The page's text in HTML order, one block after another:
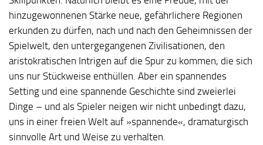
hinzugewonnenen Stärke neue, gefährlichere Regionen
erkunden zu dürfen, nach und nach den Geheimnissen der
Spielwelt, den untergegangenen Zivilisationen, den
aristokratischen Intrigen auf die Spur zu kommen, die sich
uns nur Stückweise enthüllen. Aber ein spannendes
Setting und eine spannende Geschichte sind zweierlei
Dinge – und als Spieler neigen wir nicht unbedingt dazu,
uns in einer freien Welt auf »spannende«, dramaturgisch
sinnvolle Art und Weise zu verhalten.